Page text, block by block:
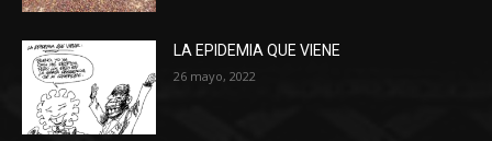
LA EPIDEMIA QUE VIENE
26 mayo, 2022